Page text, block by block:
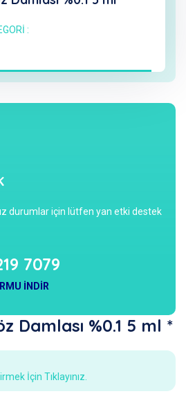
:
durumlar için lütfen yan etki destek
7079
İNDİR
Damlası %0.1 5 ml *
İçin Tıklayınız.